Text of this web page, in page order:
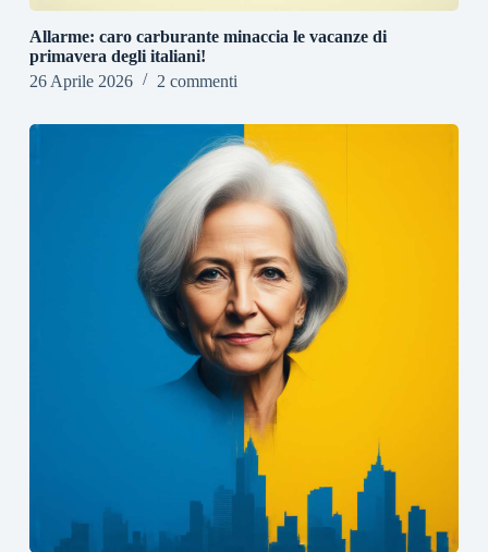
Allarme: caro carburante minaccia le vacanze di
primavera degli italiani!
26 Aprile 2026
2 commenti